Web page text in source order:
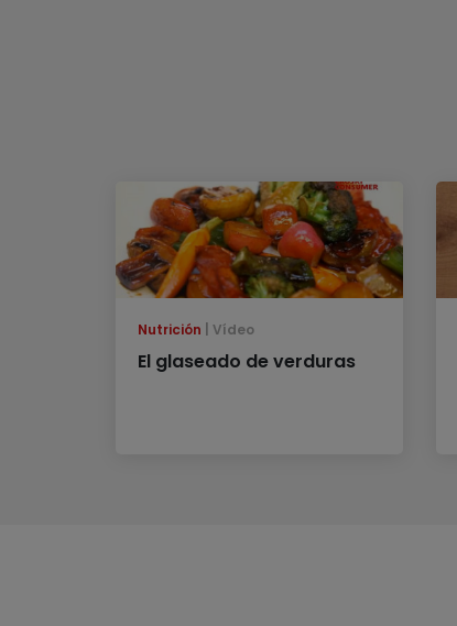
Nutrición Vídeo
El glaseado de verduras